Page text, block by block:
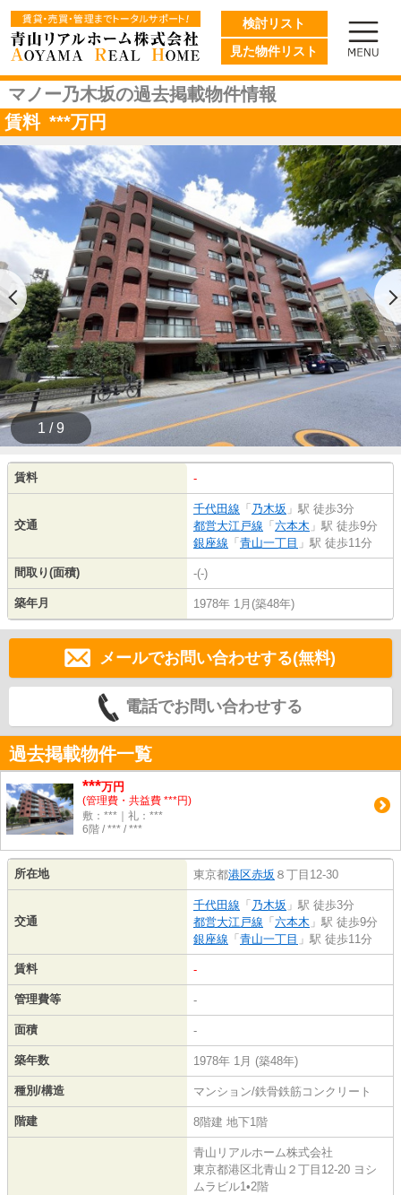
検討リスト
見た物件リスト
マノー乃木坂の過去掲載物件情報
賃料 ***万円
1 / 9
賃料 -
交通
千代田線 「 乃木坂 」駅 徒歩3分
都営大江戸線 「 六本木 」駅 徒歩9分
銀座線 「 青山一丁目 」駅 徒歩11分
間取り(面積) -(-)
築年月 1978年 1月(築48年)
メールでお問い合わせする(無料)
電話でお問い合わせする
過去掲載物件一覧
***万円
(管理費・共益費 ***円)
敷：***｜礼：***
6階 / *** / ***
所在地 東京都港区赤坂 ８丁目12-30
交通
千代田線 「 乃木坂 」駅 徒歩3分
都営大江戸線 「 六本木 」駅 徒歩9分
銀座線 「 青山一丁目 」駅 徒歩11分
賃料 -
管理費等 -
面積 -
築年数 1978年 1月 (築48年)
種別/構造 マンション/鉄骨鉄筋コンクリート
階建 8階建 地下1階
青山リアルホーム株式会社
東京都港区北青山２丁目12-20 ヨシ
ムラビル1•2階